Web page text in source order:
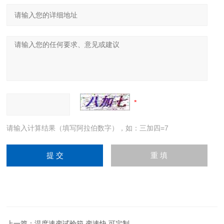
请输入计算结果（填写阿拉伯数字），如：三加四=7